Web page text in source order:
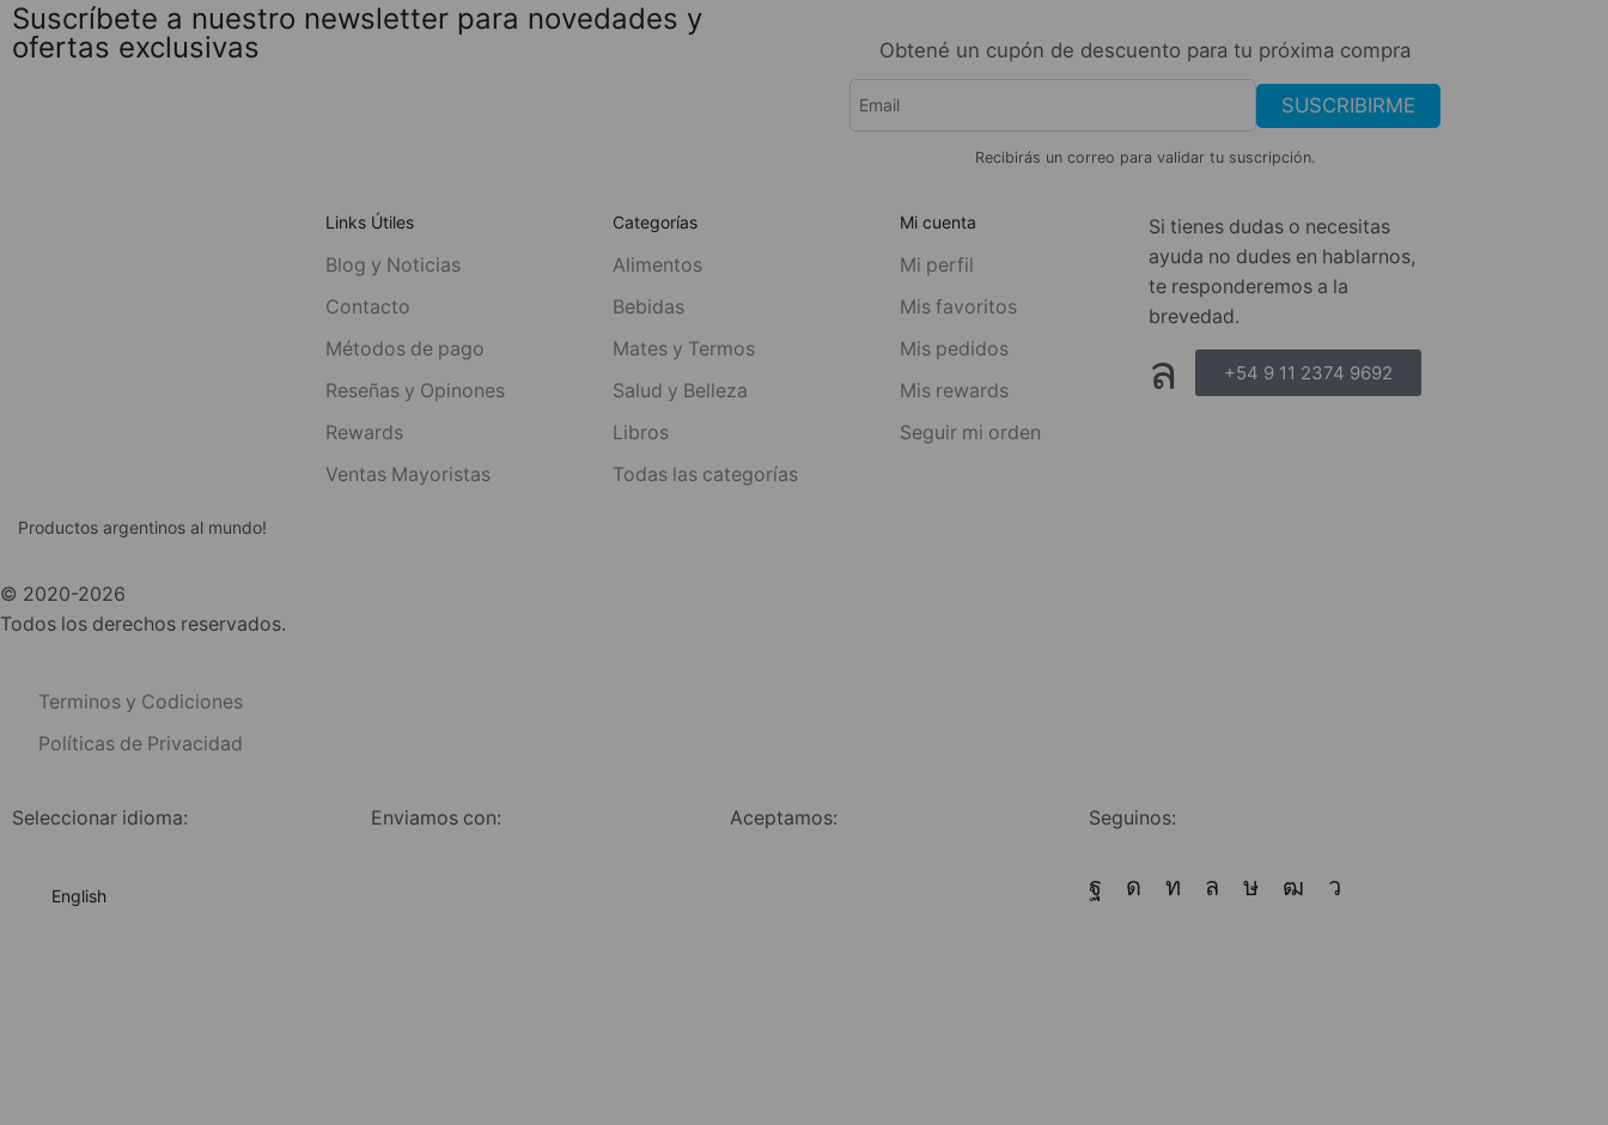
Suscríbete a nuestro newsletter para novedades y
ofertas exclusivas
Obtené un cupón de descuento para tu próxima compra
SUSCRIBIRME
Recibirás un correo para validar tu suscripción.
Productos argentinos al mundo!
© 2020-2026
Todos los derechos reservados.
Terminos y Codiciones
Políticas de Privacidad
Links Útiles
Blog y Noticias
Contacto
Métodos de pago
Reseñas y Opinones
Rewards
Ventas Mayoristas
Categorías
Alimentos
Bebidas
Mates y Termos
Salud y Belleza
Libros
Todas las categorías
Mi cuenta
Mi perfil
Mis favoritos
Mis pedidos
Mis rewards
Seguir mi orden
Si tienes dudas o necesitas
ayuda no dudes en hablarnos,
te responderemos a la
brevedad.
+54 9 11 2374 9692
Seleccionar idioma:
English
Enviamos con: Aceptamos: Seguinos: